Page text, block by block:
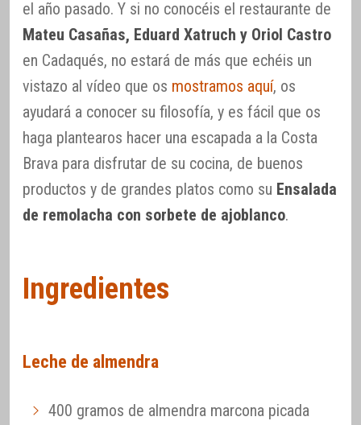
el año pasado. Y si no conocéis el restaurante de
Mateu Casañas, Eduard Xatruch y Oriol Castro
en Cadaqués, no estará de más que echéis un
vistazo al vídeo que os mostramos aquí, os
ayudará a conocer su filosofía, y es fácil que os
haga plantearos hacer una escapada a la Costa
Brava para disfrutar de su cocina, de buenos
productos y de grandes platos como su Ensalada
de remolacha con sorbete de ajoblanco.
Ingredientes
Leche de almendra
400 gramos de almendra marcona picada